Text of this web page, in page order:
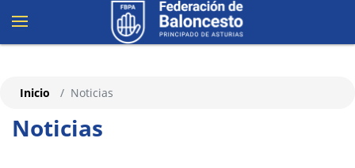
Noticias
Inicio Noticias